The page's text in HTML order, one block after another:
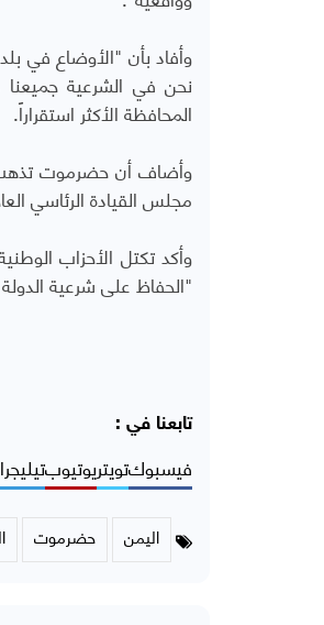
وأفاد بأن "الأوضاع في
نحن في الشرعية
المحافظة الأكثر استقراراً.
وأضاف أن حضرموت تذهب
مجلس القيادة الرئاسي
وأكد تكتل الأحزاب
"الحفاظ على شرعية
تابعنا في :
فيسبوكتويتريوتيوب
اليمن حضرموت